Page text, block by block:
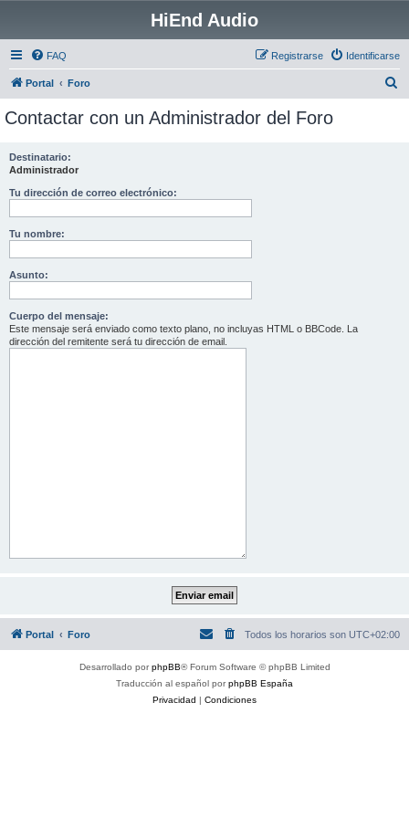
HiEnd Audio
FAQ Identificarse
Registrarse
Portal Foro
Contactar con un Administrador del Foro
Destinatario:
Administrador
Tu dirección de correo electrónico:
Tu nombre:
Asunto:
Cuerpo del mensaje:
Este mensaje será enviado como texto plano, no incluyas HTML o BBCode. La
dirección del remitente será tu dirección de email.
Portal Foro Todos los horarios son UTC+02:00
Desarrollado porphpBB® Forum Software © phpBB Limited
Traducción al español porphpBB España
Privacidad | Condiciones